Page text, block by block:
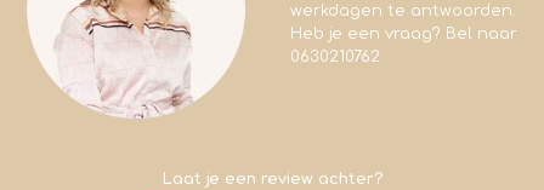
werkdagen te antwoorden.
Heb je een vraag? Bel naar
0630210762
Laat je een review achter?